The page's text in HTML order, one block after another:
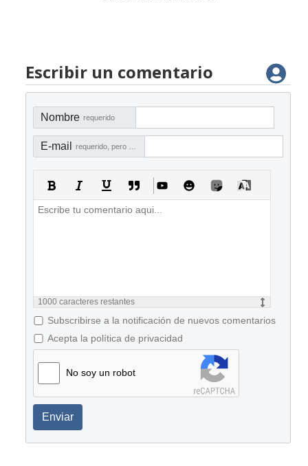
Escribir un comentario
Nombre requerido
E-mail
1000 caracteres restantes
Subscribirse a la notificación de nuevos comentarios
Acepta la política de privacidad
No soy un robot
Enviar